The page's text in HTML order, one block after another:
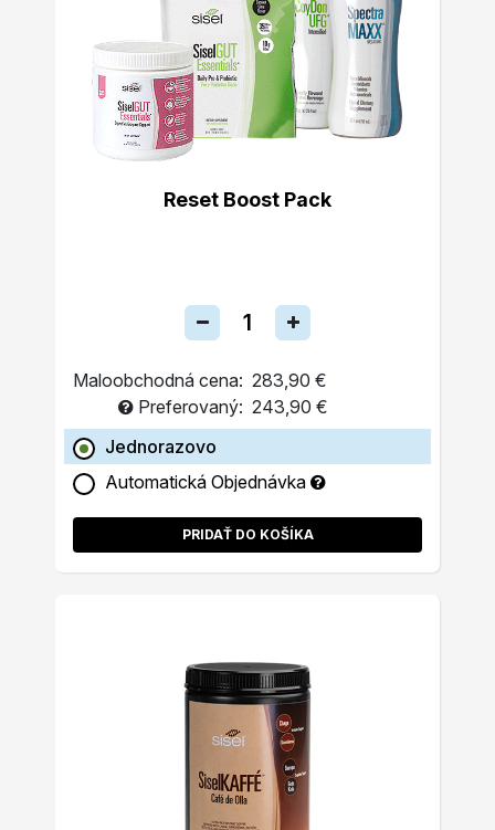
Reset Boost Pack
Maloobchodná cena: 283,90 €
Preferovaný: 243,90 €
Jednorazovo
Automatická Objednávka
PRIDAŤ DO KOŠÍKA